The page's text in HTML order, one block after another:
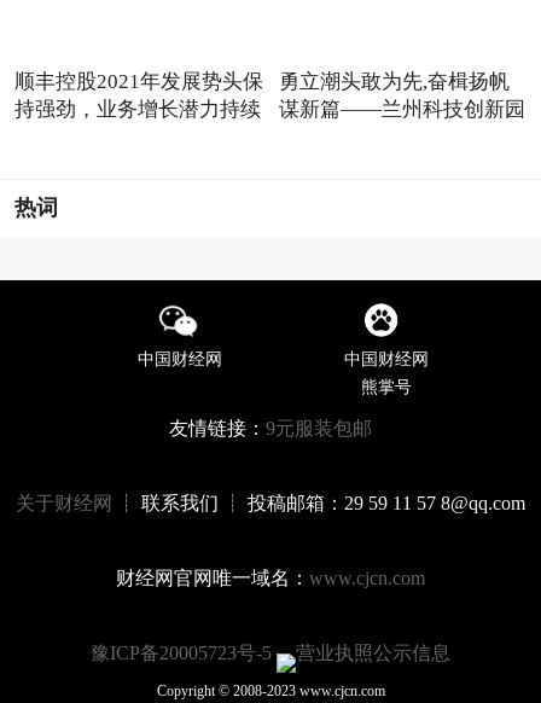
顺丰控股2021年发展势头保
持强劲，业务增长潜力持续
勇立潮头敢为先,奋楫扬帆
谋新篇——兰州科技创新园
热词
中国财经网
中国财经网
熊掌号
友情链接： 9元服装包邮
关于财经网 ┊ 联系我们 ┊ 投稿邮箱：29 59 11 57 8@qq.com
财经网官网唯一域名： www.cjcn.com
豫ICP备20005723号-5 营业执照公示信息
Copyright © 2008-2023 www.cjcn.com